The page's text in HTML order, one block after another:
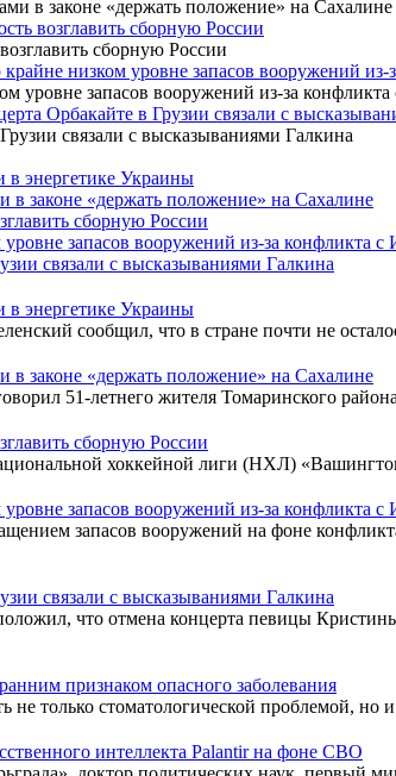
возглавить сборную России
низком уровне запасов вооружений из-
Орбакайте в Грузии связали с
в энергетике Украины
в законе «держать положение» на Сахалине
сборную России
запасов вооружений из-за конфликта с
связали с высказываниями Галкина
в энергетике Украины
сообщил, что в стране почти не
в законе «держать положение» на Сахалине
51-летнего жителя Томаринского
сборную России
хоккейной лиги (НХЛ)
запасов вооружений из-за конфликта с
запасов вооружений на фоне
связали с высказываниями Галкина
что отмена концерта певицы
признаком опасного заболевания
не только стоматологической проблемой,
интеллекта Palantir на фоне СВО